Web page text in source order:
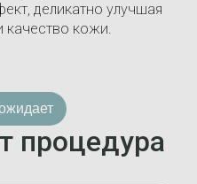
деликатно улучшая
качество кожи.
процедура